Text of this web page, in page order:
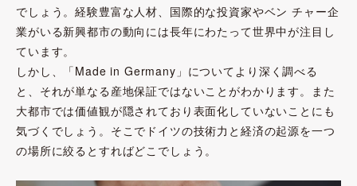
でしょう。経験豊富な人材、国際的な投資家やベン チャー企
業がいる新興都市の動向には長年にわたって世界中が注目し
ています。
しかし、「Made in Germany」についてより深く調べる
と、それが単なる産地保証ではないことがわかります。また
大都市では価値観が隠されており表面化していないことにも
気づくでしょう。そこでドイツの技術力と経済の起源を一つ
の場所に絞るとすればどこでしょう。